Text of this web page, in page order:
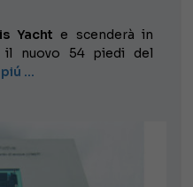
Yacht e scenderà in
il nuovo 54 piedi del
…